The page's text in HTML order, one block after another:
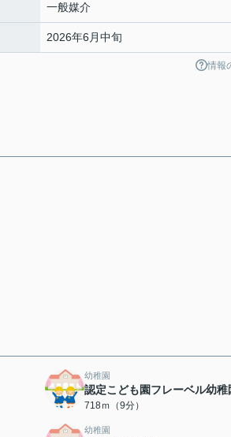
一般媒介
2026年6月中旬
情報
幼稚園
認定こども園フレーベル幼稚
718ｍ（9分）
幼稚園